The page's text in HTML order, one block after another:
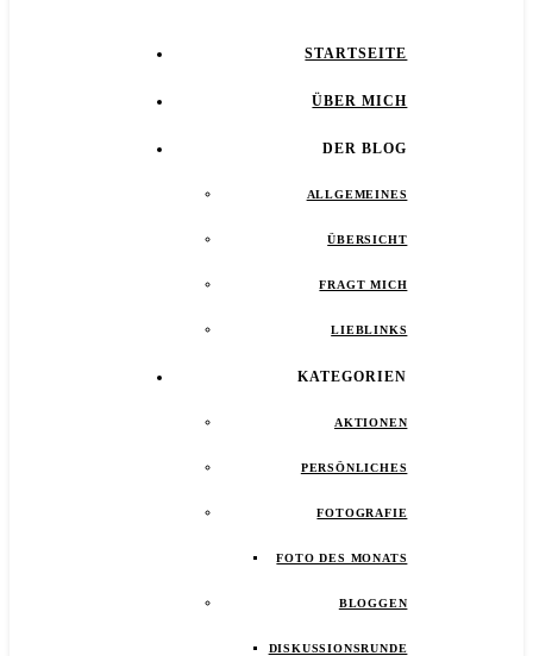
STARTSEITE
ÜBER MICH
DER BLOG
ALLGEMEINES
ÜBERSICHT
FRAGT MICH
LIEBLINKS
KATEGORIEN
AKTIONEN
PERSÖNLICHES
FOTOGRAFIE
FOTO DES MONATS
BLOGGEN
DISKUSSIONSRUNDE